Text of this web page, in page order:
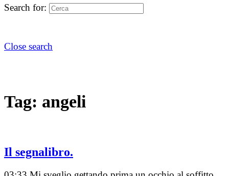
Search for:
Close search
Tag: angeli
Il segnalibro.